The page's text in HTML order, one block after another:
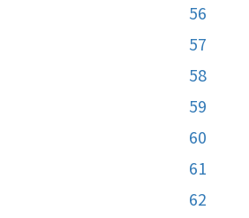
56
57
58
59
60
61
62